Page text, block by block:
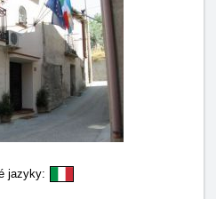
jazyky: